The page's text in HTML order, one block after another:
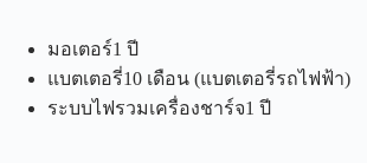
มอเตอร์1 ปี
แบตเตอรี่10 เดือน (แบตเตอรี่รถไฟฟ้า)
ระบบไฟรวมเครื่องชาร์จ1 ปี